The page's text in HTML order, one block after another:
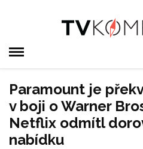
Paramount je
v boji o Warner
Netflix odmítl
nabídku